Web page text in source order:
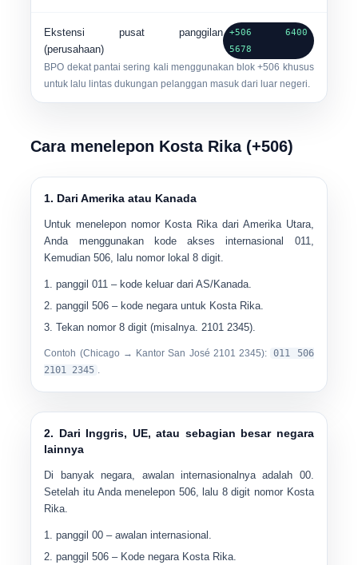
Ekstensi pusat panggilan
(perusahaan)
+506 6400
5678
BPO dekat pantai sering kali menggunakan blok +506 khusus
untuk lalu lintas dukungan pelanggan masuk dari luar negeri.
Cara menelepon Kosta Rika (+506)
1. Dari Amerika atau Kanada
Untuk menelepon nomor Kosta Rika dari Amerika Utara,
Anda menggunakan kode akses internasional 011,
Kemudian506, lalu nomor lokal 8 digit.
panggil011 – kode keluar dari AS/Kanada.
panggil506 – kode negara untuk Kosta Rika.
Tekannomor 8 digit (misalnya.2101 2345).
Contoh (Chicago → Kantor San José 2101 2345): 011 506
2101 2345 .
2. Dari Inggris, UE, atau sebagian besar negara
lainnya
Di banyak negara, awalan internasionalnya adalah 00.
Setelah itu Anda menelepon 506, lalu 8 digit nomor Kosta
Rika.
panggil00 – awalan internasional.
panggil506 – Kode negara Kosta Rika.